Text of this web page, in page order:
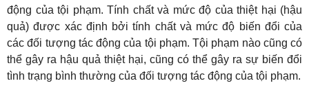
động của tội phạm. Tính chất và mức độ của thiệt hại (hậu
quả) được xác định bởi tính chất và mức độ biến đổi của
các đối tượng tác động của tội phạm. Tội phạm nào cũng có
thể gây ra hậu quả thiệt hại, cũng có thể gây ra sự biến đổi
tình trạng bình thường của đối tượng tác động của tội phạm.